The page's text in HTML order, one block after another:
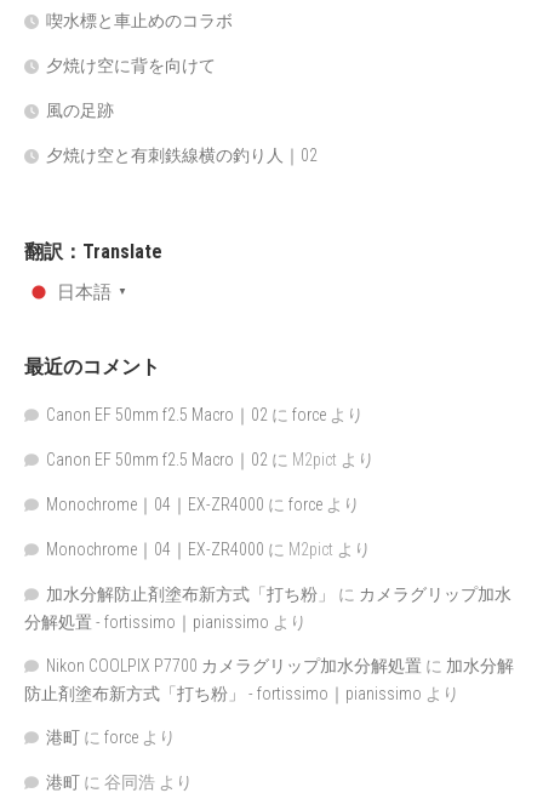
喫水標と車止めのコラボ
夕焼け空に背を向けて
風の足跡
夕焼け空と有刺鉄線横の釣り人｜02
翻訳：Translate
日本語 ▼
最近のコメント
Canon EF 50mm f2.5 Macro｜02 に force より
Canon EF 50mm f2.5 Macro｜02 に M2pict より
Monochrome｜04｜EX-ZR4000 に force より
Monochrome｜04｜EX-ZR4000 に M2pict より
加水分解防止剤塗布新方式「打ち粉」 に カメラグリップ加水
分解処置 - fortissimo｜pianissimo より
Nikon COOLPIX P7700 カメラグリップ加水分解処置 に 加水分解
防止剤塗布新方式「打ち粉」 - fortissimo｜pianissimo より
港町 に force より
港町 に 谷同浩 より